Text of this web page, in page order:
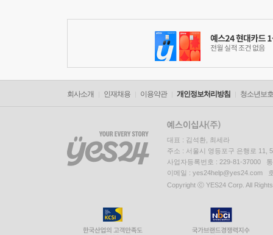
회사소개 인재채용 이용약관 개인정보처리방침 청소년보
대표 : 김석환, 최세라
주소 : 서울시 영등포구 은행로 11,
사업자등록번호 : 229-81-37000
이메일 : yes24help@yes24.com
Copyright ⓒ YES24 Corp. All